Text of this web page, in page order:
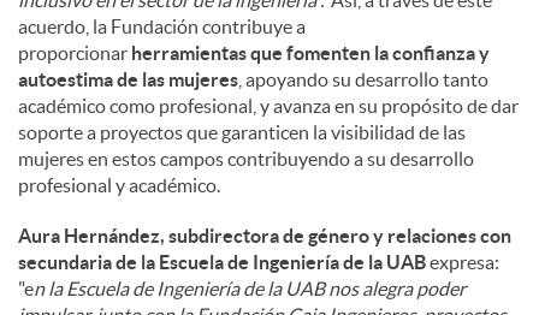
acuerdo, la Fundación contribuye a
proporcionar herramientas que fomenten la confianza y
autoestima de las mujeres , apoyando su desarrollo tanto
académico como profesional, y avanza en su propósito de dar
soporte a proyectos que garanticen la visibilidad de las
mujeres en estos campos contribuyendo a su desarrollo
profesional y académico.
Aura Hernández, subdirectora de género y relaciones con
secundaria de la Escuela de Ingeniería de la UABexpresa:
"en la Escuela de Ingeniería de la UAB nos alegra poder